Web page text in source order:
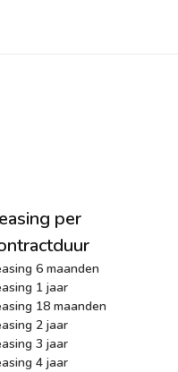
per
6 maanden
1 jaar
18 maanden
2 jaar
3 jaar
4 jaar